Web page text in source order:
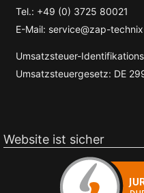
Tel.: +49 (0) 3725 80021
E-Mail: service@zap-
Umsatzsteuer-
Umsatzsteuergesetz: DE
Website ist sicher